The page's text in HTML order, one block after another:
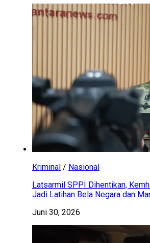
Kriminal / Nasional
Latsarmil SPPI Dihentikan,
Jadi Latihan Bela Negara dan
Juni 30, 2026